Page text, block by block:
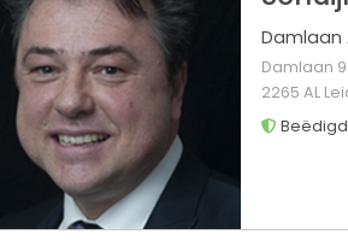
Damlaan
Damlaan 9
2265 AL
Beëdigd